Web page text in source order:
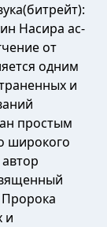
Насира ас-
от
одним
и
простым
широкого
и